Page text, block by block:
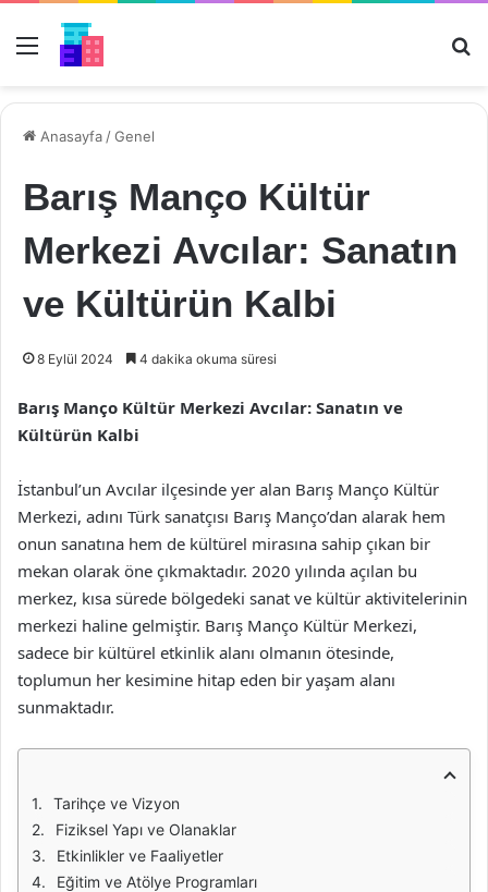
Menü
Anasayfa /Genel
Barış Manço Kültür
Merkezi Avcılar: Sanatın
ve Kültürün Kalbi
8 Eylül 2024 4 dakika okuma süresi
Barış Manço Kültür Merkezi Avcılar: Sanatın ve
Kültürün Kalbi
İstanbul’un Avcılar ilçesinde yer alan Barış Manço Kültür
Merkezi, adını Türk sanatçısı Barış Manço’dan alarak hem
onun sanatına hem de kültürel mirasına sahip çıkan bir
mekan olarak öne çıkmaktadır. 2020 yılında açılan bu
merkez, kısa sürede bölgedeki sanat ve kültür aktivitelerinin
merkezi haline gelmiştir. Barış Manço Kültür Merkezi,
sadece bir kültürel etkinlik alanı olmanın ötesinde,
toplumun her kesimine hitap eden bir yaşam alanı
sunmaktadır.
Tarihçe ve Vizyon
Fiziksel Yapı ve Olanaklar
Etkinlikler ve Faaliyetler
Eğitim ve Atölye Programları